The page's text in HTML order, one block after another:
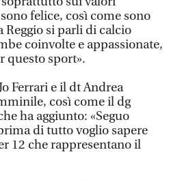
felice, così come sono
Reggio si parli di calcio
coinvolte e appassionate,
questo sport».
Ferrari e il dt Andrea
così come il dg
ha aggiunto: «Seguo
di tutto voglio sapere
12 che rappresentano il